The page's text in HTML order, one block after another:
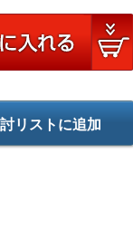
リストに追加